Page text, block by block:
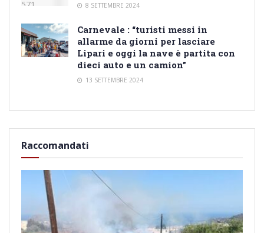
8 SETTEMBRE 2024
Carnevale : “turisti messi in
allarme da giorni per lasciare
Lipari e oggi la nave è partita con
dieci auto e un camion”
13 SETTEMBRE 2024
Raccomandati